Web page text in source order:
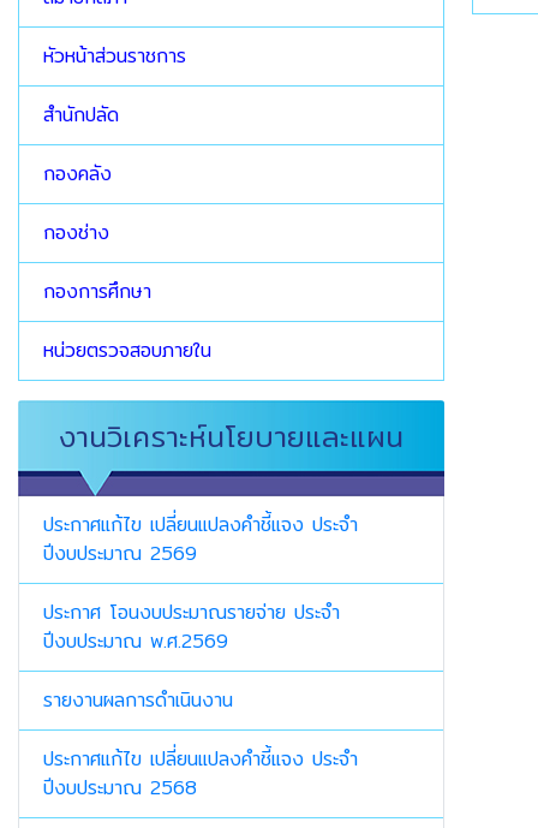
หัวหน้าส่วนราชการ
สำนักปลัด
กองคลัง
กองช่าง
กองการศึกษา
หน่วยตรวจสอบภายใน
งานวิเคราะห์นโยบายและแผน
ประกาศแก้ไข เปลี่ยนแปลงคำชี้แจง ประจำ
ปีงบประมาณ 2569
ประกาศ โอนงบประมาณรายจ่าย ประจำ
ปีงบประมาณ พ.ศ.2569
รายงานผลการดำเนินงาน
ประกาศแก้ไข เปลี่ยนแปลงคำชี้แจง ประจำ
ปีงบประมาณ 2568